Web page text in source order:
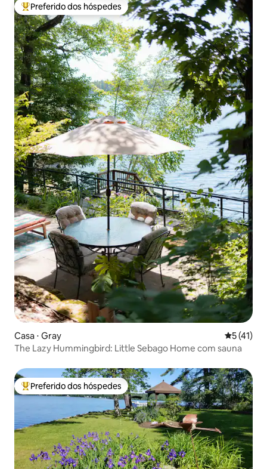
Entre os melhores preferidos dos hóspedes
Preferido dos hóspedes
Casa ⋅ Gray 5 de uma
5 (41)
The Lazy Hummingbird: Little Sebago Home com sauna
Entre os melhores preferidos dos hóspedes
Preferido dos hóspedes